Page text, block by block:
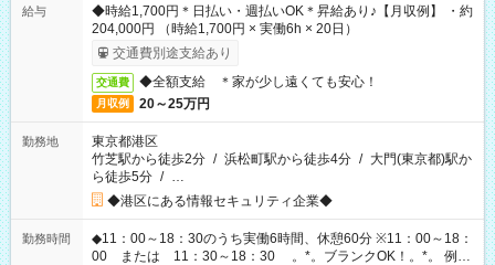
給与
◆時給1,700円＊日払い・週払いOK＊昇給あり♪【月収例】 ・約
204,000円 （時給1,700円 × 実働6h × 20日）
交通費別途支給あり
交通費 ◆全額支給 ＊家が少し遠くても安心！
月収例 20～25万円
勤務地
東京都港区
竹芝駅から徒歩2分 / 浜松町駅から徒歩4分 / 大門(東京都)駅か
ら徒歩5分 / …
◆港区にある情報セキュリティ企業◆
勤務時間
◆11：00～18：30のうち実働6時間、休憩60分 ※11：00～18：
00 または 11：30～18：30 。*。ブランクOK！。*。 例え